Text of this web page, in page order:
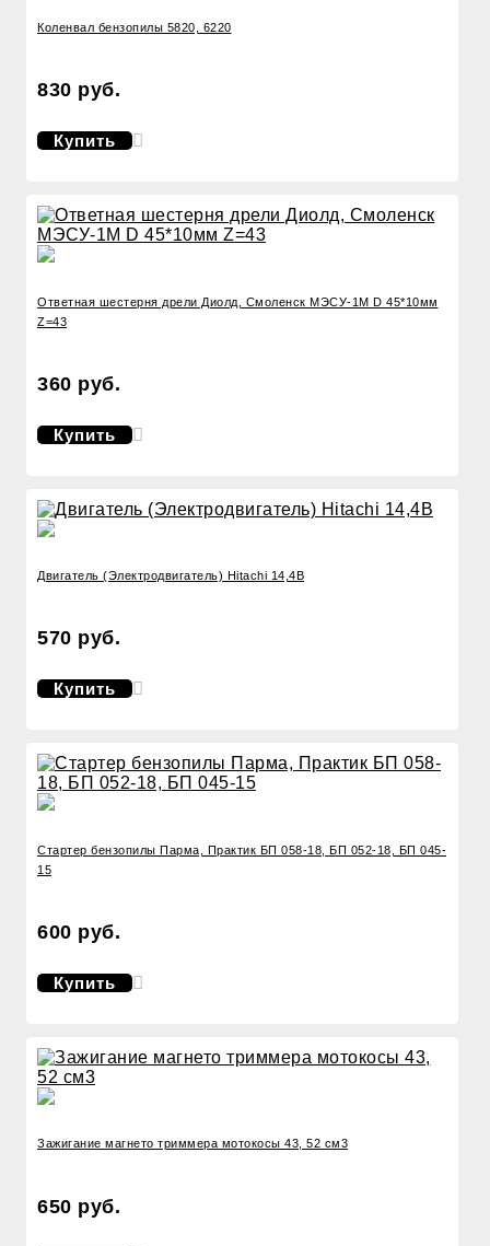
Коленвал бензопилы 5820, 6220
830 руб.
Купить
Ответная шестерня дрели Диолд, Смоленск МЭСУ-1М D 45*10мм
Z=43
360 руб.
Купить
Двигатель (Электродвигатель) Hitachi 14,4В
570 руб.
Купить
Стартер бензопилы Парма, Практик БП 058-18, БП 052-18, БП 045-
15
600 руб.
Купить
Зажигание магнето триммера мотокосы 43, 52 см3
650 руб.